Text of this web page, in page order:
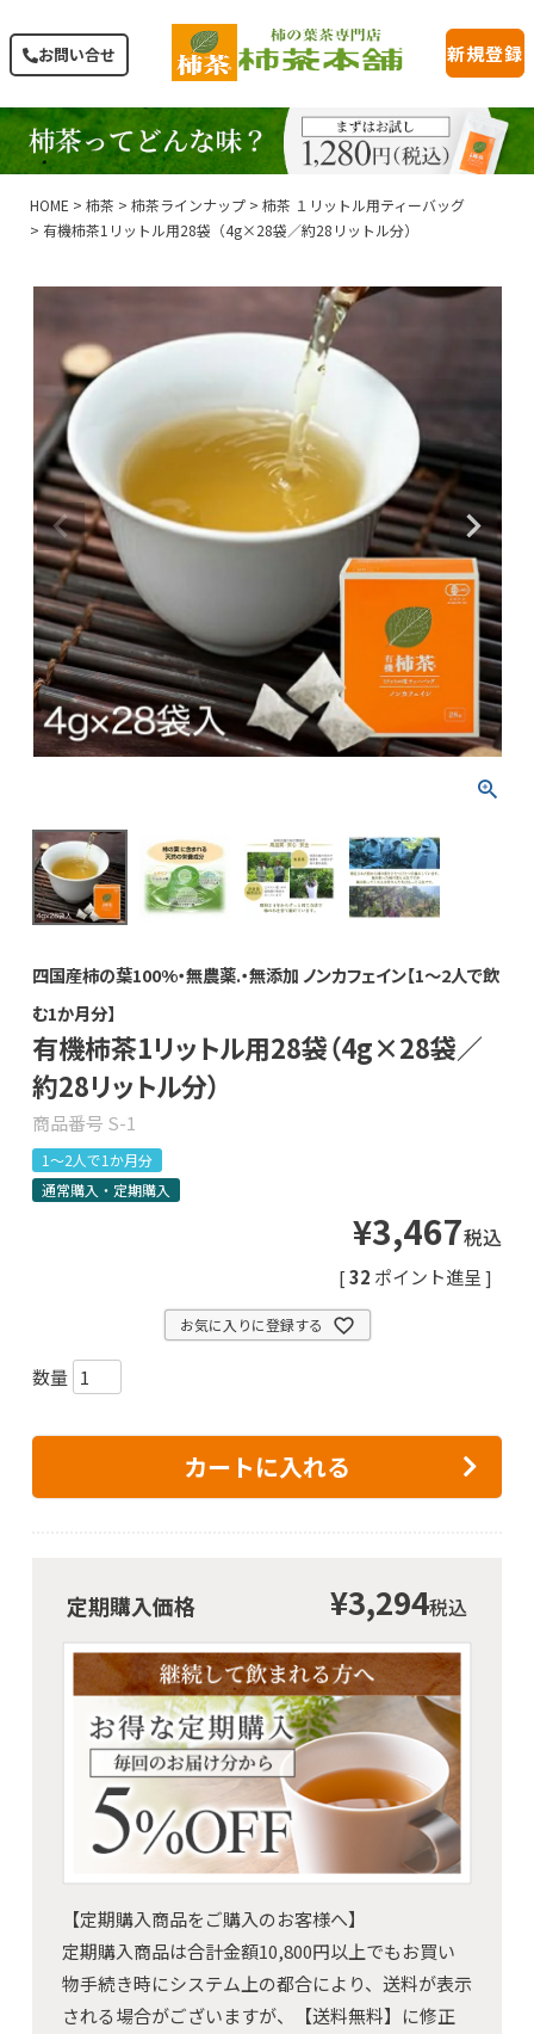
お問い合せ 新規登録
HOME 柿茶 柿茶ラインナップ
柿茶 １リットル用ティーバッグ
有機柿茶1リットル用28袋（4g×28袋／約28リットル分）
四国産柿の葉100%・無農薬.・無添加 ノンカフェイン【1～2人で飲
む1か月分】
有機柿茶1リットル用28袋（4g×28袋／
約28リットル分）
商品番号 S-1
1～2人で1か月分
通常購入・定期購入
¥3,467税込
[32 ポイント進呈 ]
お気に入りに登録する
カートに入れる
定期購入価格 ¥3,294税込
【定期購入商品をご購入のお客様へ】
定期購入商品は合計金額10,800円以上でもお買い
物手続き時にシステム上の都合により、送料が表示
される場合がございますが、
【送料無料】 に修正